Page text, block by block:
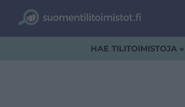
HAE TILITOIMISTOJA »